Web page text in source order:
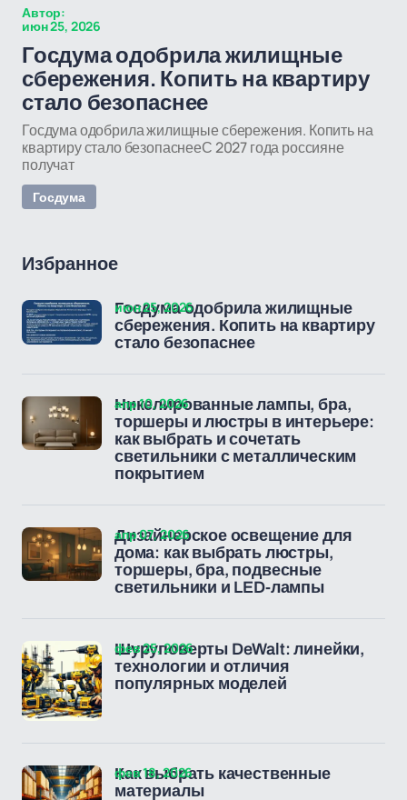
Автор:
июн 25, 2026
Госдума одобрила жилищные
сбережения. Копить на квартиру
стало безопаснее
Госдума одобрила жилищные сбережения. Копить на
квартиру стало безопаснееС 2027 года россияне
получат
Госдума
Избранное
Госдума одобрила жилищные
сбережения. Копить на квартиру
стало безопаснее
июн 25, 2026
Никелированные лампы, бра,
торшеры и люстры в интерьере:
как выбрать и сочетать
светильники с металлическим
покрытием
апр 10, 2026
Дизайнерское освещение для
дома: как выбрать люстры,
торшеры, бра, подвесные
светильники и LED-лампы
апр 07, 2026
Шуруповерты DeWalt: линейки,
технологии и отличия
популярных моделей
фев 25, 2026
Как выбрать качественные
материалы
фев 18, 2026